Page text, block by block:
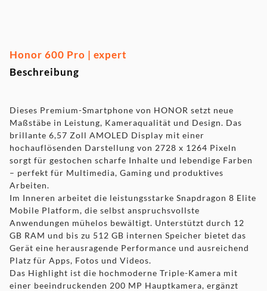
Honor 600 Pro | expert
Beschreibung
Dieses Premium-Smartphone von HONOR setzt neue
Maßstäbe in Leistung, Kameraqualität und Design. Das
brillante 6,57 Zoll AMOLED Display mit einer
hochauflösenden Darstellung von 2728 x 1264 Pixeln
sorgt für gestochen scharfe Inhalte und lebendige Farben
– perfekt für Multimedia, Gaming und produktives
Arbeiten.
Im Inneren arbeitet die leistungsstarke Snapdragon 8 Elite
Mobile Platform, die selbst anspruchsvollste
Anwendungen mühelos bewältigt. Unterstützt durch 12
GB RAM und bis zu 512 GB internen Speicher bietet das
Gerät eine herausragende Performance und ausreichend
Platz für Apps, Fotos und Videos.
Das Highlight ist die hochmoderne Triple-Kamera mit
einer beeindruckenden 200 MP Hauptkamera, ergänzt